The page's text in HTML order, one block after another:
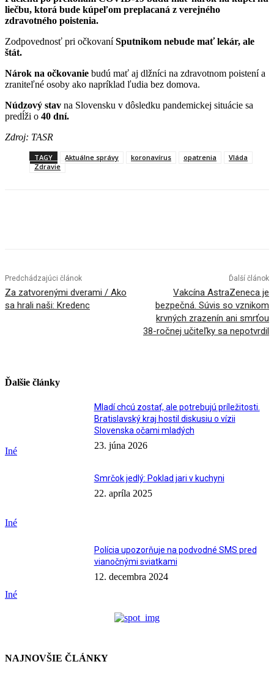
liečbu, ktorá bude kúpeľom preplacaná z verejného
zdravotného poistenia.
Zodpovednosť pri očkovaníSputnikom nebude mať lekár, ale
štát.
Nárok na očkovanie budú mať aj dlžníci na zdravotnom poistení a
zraniteľné osoby ako napríklad ľudia bez domova.
Núdzový stav na Slovensku v dôsledku pandemickej situácie sa
predĺži o 40 dní.
Zdroj: TASR
TAGY Aktuálne správy koronavírus opatrenia
Vláda
Zdravie
Predchádzajúci článok
Za zatvorenými dverami / Ako
sa hrali naši: Kredenc
Ďalší článok
Vakcína AstraZeneca je
bezpečná. Súvis so vznikom
krvných zrazenín ani smrťou
38-ročnej učiteľky sa nepotvrdil
Ďalšie články
Iné
Mladí chcú zostať, ale potrebujú príležitosti.
Bratislavský kraj hostil diskusiu o vízii
Slovenska očami mladých
23. júna 2026
Iné
Smrčok jedlý: Poklad jari v kuchyni
22. apríla 2025
Iné
Polícia upozorňuje na podvodné SMS pred
vianočnými sviatkami
12. decembra 2024
NAJNOVŠIE ČLÁNKY